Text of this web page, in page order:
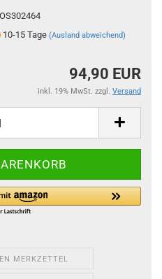
10-15 Tage (Ausland abweichend)
94,90 EUR
inkl. 19% MwSt. zzgl. Versand
MERKZETTEL